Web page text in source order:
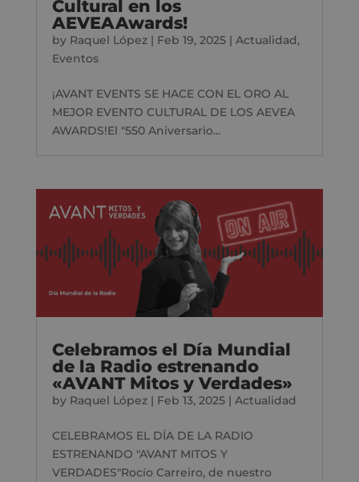
Cultural en los
AEVEAAwards!
by Raquel López| Feb 19, 2025| Actualidad,
Eventos
¡AVANT EVENTS SE HACE CON EL ORO AL
MEJOR EVENTO CULTURAL DE LOS AEVEA
AWARDS!El "550 Aniversario...
Celebramos el Día Mundial
de la Radio estrenando
«AVANT Mitos y Verdades»
by Raquel López| Feb 13, 2025| Actualidad
CELEBRAMOS EL DÍA DE LA RADIO
ESTRENANDO "AVANT MITOS Y
VERDADES"Rocío Carreiro, de nuestro